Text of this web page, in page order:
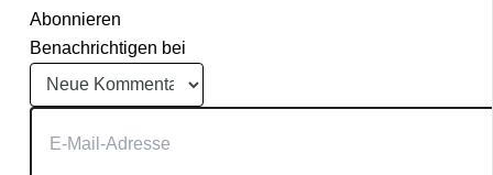
Abonnieren
Benachrichtigen bei